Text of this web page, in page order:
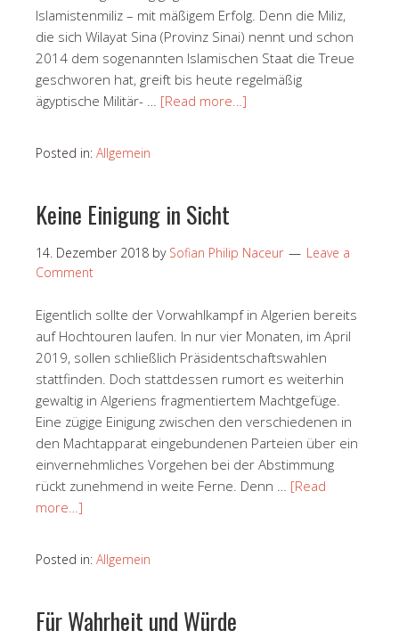
Islamistenmiliz – mit mäßigem Erfolg. Denn die Miliz,
die sich Wilayat Sina (Provinz Sinai) nennt und schon
2014 dem sogenannten Islamischen Staat die Treue
geschworen hat, greift bis heute regelmäßig
ägyptische Militär- … [Read more…]
Posted in: Allgemein
Keine Einigung in Sicht
14. Dezember 2018 by Sofian Philip Naceur
Leave a
Comment
Eigentlich sollte der Vorwahlkampf in Algerien bereits
auf Hochtouren laufen. In nur vier Monaten, im April
2019, sollen schließlich Präsidentschaftswahlen
stattfinden. Doch stattdessen rumort es weiterhin
gewaltig in Algeriens fragmentiertem Machtgefüge.
Eine zügige Einigung zwischen den verschiedenen in
den Machtapparat eingebundenen Parteien über ein
einvernehmliches Vorgehen bei der Abstimmung
rückt zunehmend in weite Ferne. Denn … [Read
more…]
Posted in: Allgemein
Für Wahrheit und Würde